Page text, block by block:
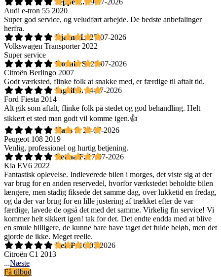
Jeppe E. 29-07-2026
Audi e-tron 55 2020
Super god service, og veludført arbejde. De bedste anbefalinger
herfra.
Bjarne L. 27-07-2026
Volkswagen Transporter 2022
Super service
Ronald S. 23-07-2026
Citroën Berlingo 2007
Godt værksted, flinke folk at snakke med, er færdige til aftalt tid.
Ingolf S. 24-07-2026
Ford Fiesta 2014
Alt gik som aftalt, flinke folk på stedet og god behandling. Helt
sikkert et sted man godt vil komme igen.👍
Hans S. 23-07-2026
Peugeot 108 2019
Venlig, professionel og hurtig betjening.
Betina F. 17-07-2026
Kia EV6 2022
Fantastisk oplevelse. Indleverede bilen i morges, det viste sig at der
var brug for en anden reservedel, hvorfor værkstedet beholdte bilen
længere, men stadig fiksede det samme dag, over lukketid en fredag,
og da der var brug for en lille justering af trækket efter de var
færdige, lavede de også det med det samme. Virkelig fin service! Vi
kommer helt sikkert igen! tak for det. Det endte endda med at blive
en smule billigere, de kunne bare have taget det fulde beløb, men det
gjorde de ikke. Meget reelle.
Leif P. 16-07-2026
Citroën C1 2013
...Næste
Få tilbud